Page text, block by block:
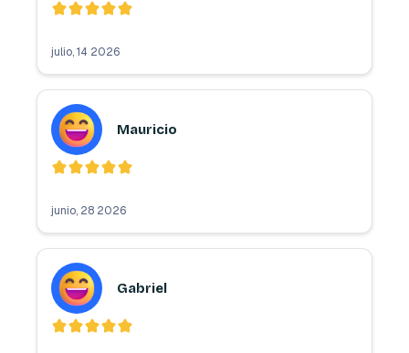
julio, 14 2026
Mauricio
junio, 28 2026
Gabriel